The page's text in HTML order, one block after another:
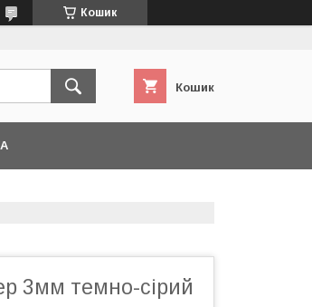
Кошик
Кошик
3мм темно-сірий